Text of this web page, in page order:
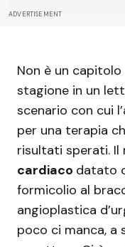
ADVERTISEMENT
Non è un
stagione in un
scenario con cui
per una terapia
risultati sperati. Il
cardiaco datato
formicolio al
angioplastica
poco ci manca, a